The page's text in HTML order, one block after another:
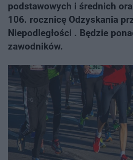
podstawowych i średnich
106. rocznicę Odzyskania
Niepodległości . Będzie
zawodników.